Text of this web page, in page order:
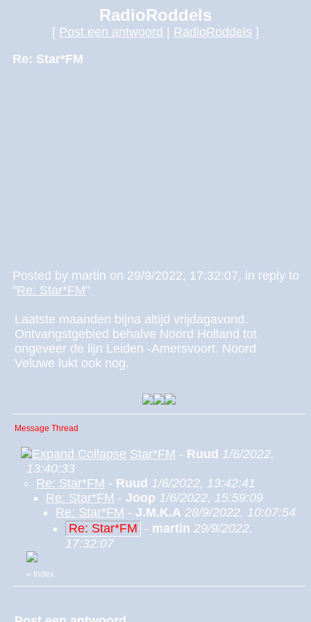
RadioRoddels
[ Post een antwoord RadioRoddels ]
Re: Star*FM
Posted by martin on 29/9/2022, 17:32:07, in reply to
"Re: Star*FM"
Laatste maanden bijna altijd vrijdagavond.
Ontvangstgebied behalve Noord Holland tot
ongeveer de lijn Leiden -Amersvoort. Noord
Veluwe lukt ook nog.
Message Thread
Star*FM - Ruud 1/6/2022,
13:40:33
Re: Star*FM - Ruud 1/6/2022, 13:42:41
Re: Star*FM - Joop 1/6/2022, 15:59:09
Re: Star*FM - J.M.K.A 28/9/2022, 10:07:54
Re: Star*FM - martin 29/9/2022,
17:32:07
« Index